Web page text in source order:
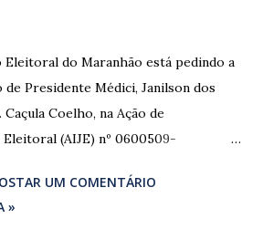
do Maranhão está pedindo a
Presidente Médici, Janilson dos
Coelho, na Ação de
(AIJE) nº 0600509-
A ação foi movida pela Coligação
(PP/PL/União), que denunciou a
UM COMENTÁRIO
»